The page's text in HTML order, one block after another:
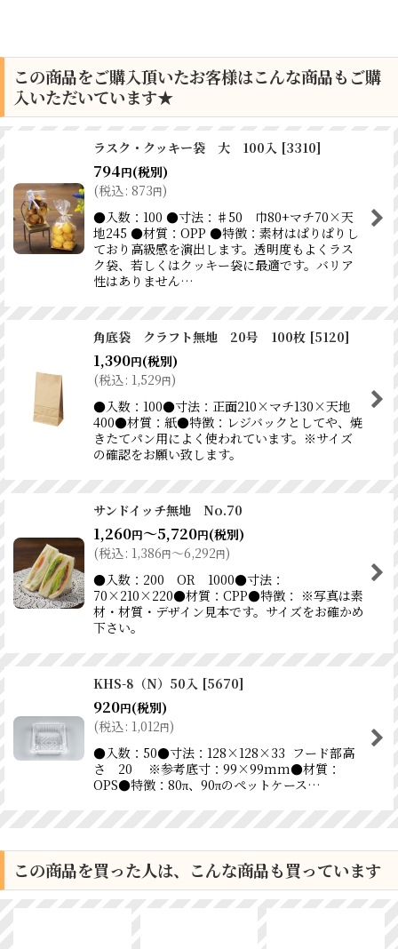
この商品をご購入頂いたお客様はこんな商品もご購
入いただいています★
ラスク・クッキー袋 大 100入 [3310]
794円(税別)
(税込: 873円)
●入数：100 ●寸法：♯50 巾80+マチ70×天
地245 ●材質：OPP ●特徴：素材はぱりぱりし
ており高級感を演出します。透明度もよくラス
ク袋、若しくはクッキー袋に最適です。バリア
性はありません…
角底袋 クラフト無地 20号 100枚 [5120]
1,390円(税別)
(税込: 1,529円)
●入数：100●寸法：正面210×マチ130×天地
400●材質：紙●特徴：レジバックとしてや、焼
きたてパン用によく使われています。※サイズ
の確認をお願い致します。
サンドイッチ無地 No.70
1,260円～5,720円(税別)
(税込: 1,386円～6,292円)
●入数：200 OR 1000●寸法：
70×210×220●材質：CPP●特徴： ※写真は素
材・材質・デザイン見本です。サイズをお確かめ
下さい。
KHS-8（N）50入 [5670]
920円(税別)
(税込: 1,012円)
●入数：50●寸法：128×128×33 フード部高
さ 20 ※参考底寸：99×99mm●材質：
OPS●特徴：80π、90πのペットケース…
この商品を買った人は、こんな商品も買っています